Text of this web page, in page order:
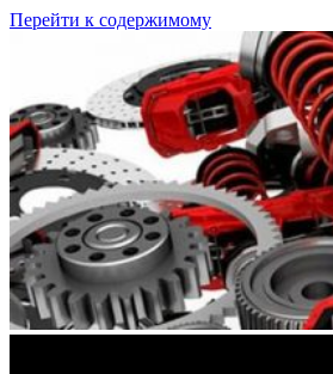
Перейти к содержимому